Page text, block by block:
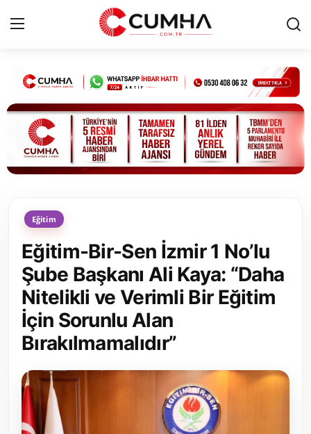
Kurumsal
Cumhurbaşkanlığı
Bakanlıklar
Siyasi Partiler
Yerel Yönetimler
Mülki İdare
Toplum ve Yaşam
Kamu Kurumları ve Üst Kurullar
Resmi Reklamlar
Eğitim
Eğitim-Bir-Sen İzmir 1 No’lu
Şube Başkanı Ali Kaya: “Daha
Nitelikli ve Verimli Bir Eğitim
İçin Sorunlu Alan
Bırakılmamalıdır”